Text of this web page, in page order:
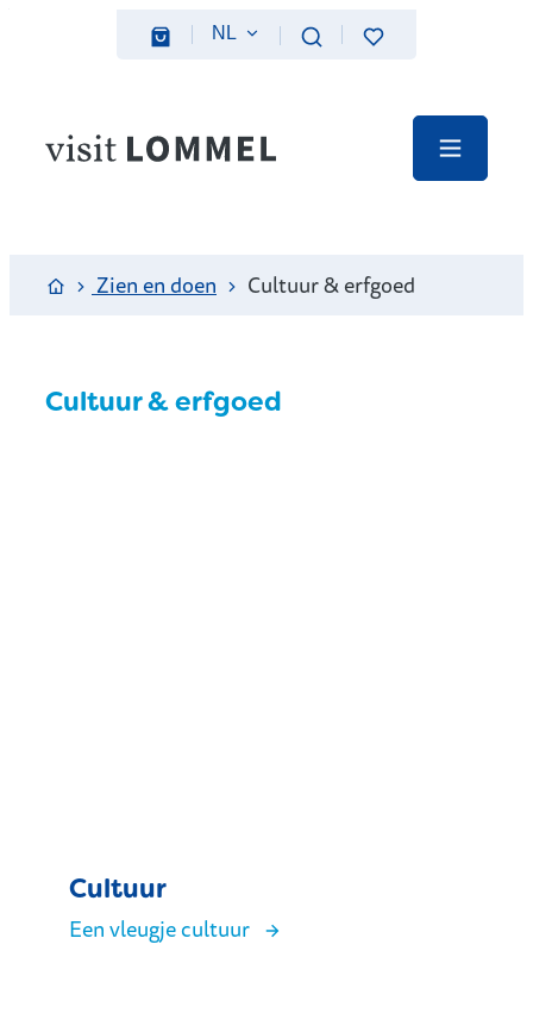
Naar inhoud
Webshop
NL
ZoekenFavorieten
Visit Lommel Menu
Startpagina
Zien en doen Cultuur & erfgoed
Cultuur & erfgoed
A tot Z
Cultuur
Een vleugje cultuur